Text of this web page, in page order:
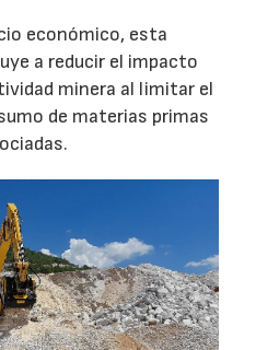
económico, esta
a reducir el impacto
minera al limitar el
de materias primas